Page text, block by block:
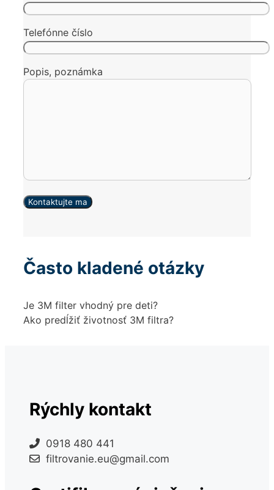
Telefónne číslo
Popis, poznámka
Často kladené otázky
Je 3M filter vhodný pre deti?
Ako predĺžiť životnosť 3M filtra?
Rýchly kontakt
0918 480 441
filtrovanie.eu@gmail.com